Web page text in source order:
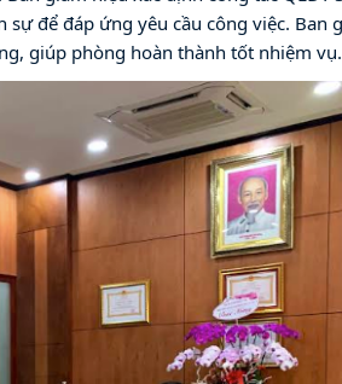
để đáp ứng yêu cầu công việc. Ban
giúp phòng hoàn thành tốt nhiệm vụ.